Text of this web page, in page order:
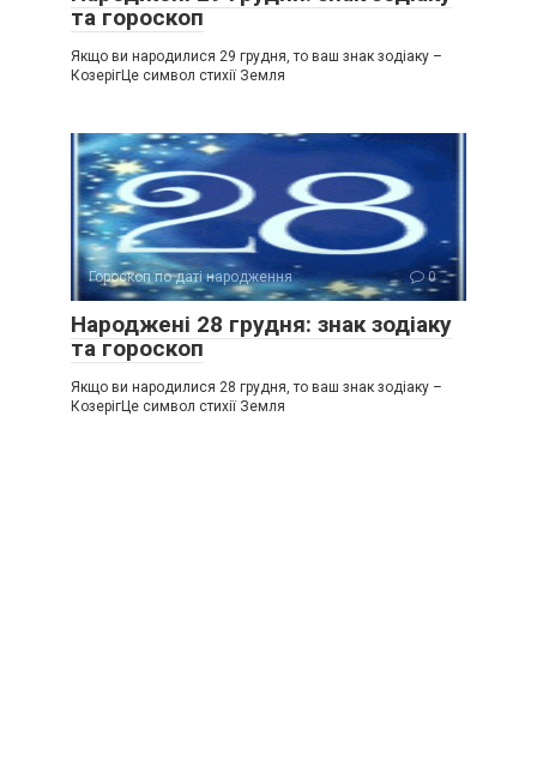
та гороскоп
Якщо ви народилися 29 грудня, то ваш знак зодіаку –
КозерігЦе символ стихії Земля
Гороскоп по даті народження 0
Народжені 28 грудня: знак зодіаку
та гороскоп
Якщо ви народилися 28 грудня, то ваш знак зодіаку –
КозерігЦе символ стихії Земля